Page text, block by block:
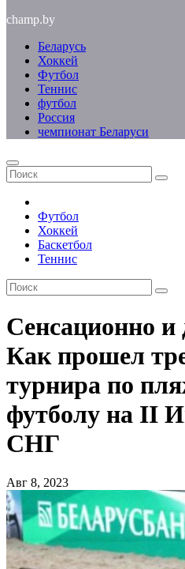
champ.by
Беларусь
Хоккей
Футбол
Теннис
футбол
Россия
чемпионат Беларуси
Футбол
Хоккей
Баскетбол
Теннис
Сенсационно и
Как прошел
турнира по
футболу на II
СНГ
Авг 8, 2023